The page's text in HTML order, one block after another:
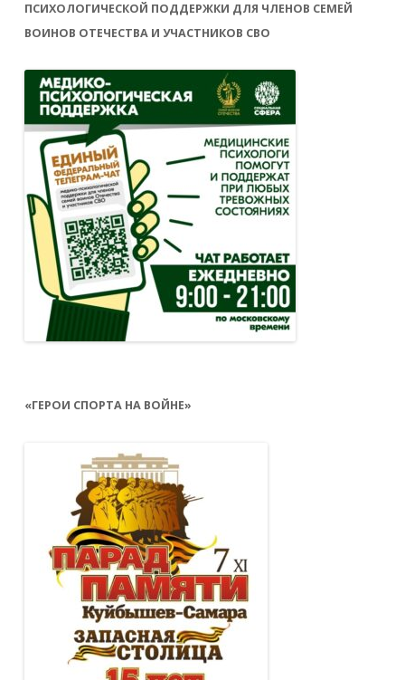
ПСИХОЛОГИЧЕСКОЙ ПОДДЕРЖКИ ДЛЯ ЧЛЕНОВ СЕМЕЙ
ВОИНОВ ОТЕЧЕСТВА И УЧАСТНИКОВ СВО
«ГЕРОИ СПОРТА НА ВОЙНЕ»